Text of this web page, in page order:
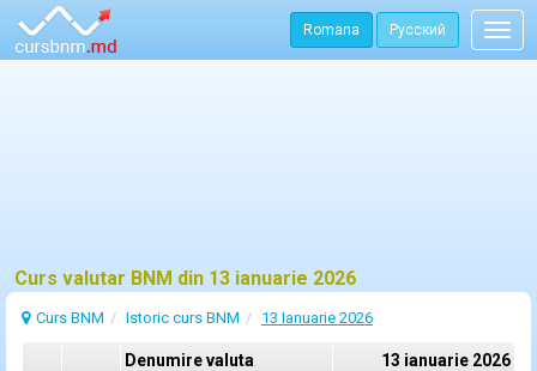
Romana Русский
Curs valutar BNM din 13 ianuarie 2026
Curs BNM Istoric curs BNM 13 Ianuarie 2026
Denumire valuta
13 ianuarie 2026